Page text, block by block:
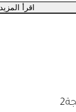
اقرأ المزيد
2